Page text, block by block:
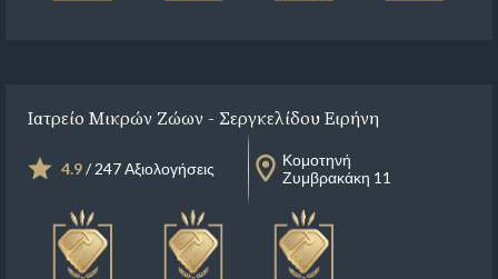
Ιατρείο Μικρών Ζώων - Σεργκελίδου Ειρήνη
4.9/ 247 Αξιολογήσεις
Κομοτηνή
Ζυμβρακάκη 11